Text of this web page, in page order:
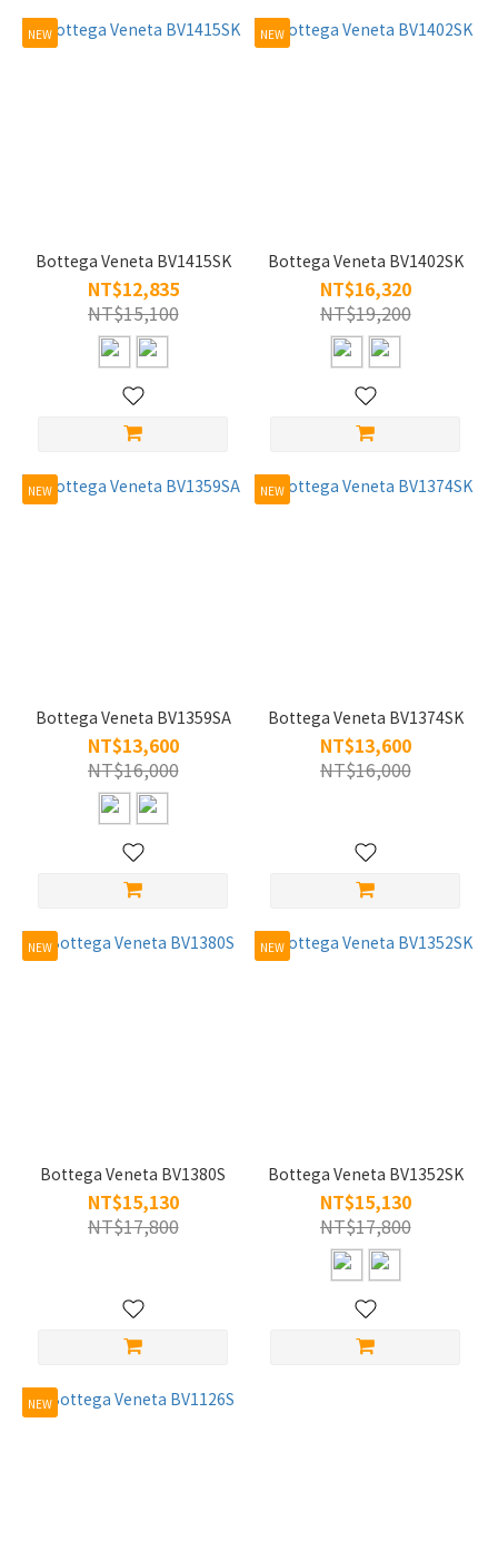
寬
L/56-
55 (5)
金
(5)
NEW
Bottega Veneta BV1415SK
NT$12,835
NT$15,100
NEW
Bottega Veneta BV1402SK
NT$16,320
NT$19,200
NEW
Bottega Veneta BV1359SA
NT$13,600
NT$16,000
NEW
Bottega Veneta BV1374SK
NT$13,600
NT$16,000
NEW
Bottega Veneta BV1380S
NT$15,130
NT$17,800
NEW
Bottega Veneta BV1352SK
NT$15,130
NT$17,800
NEW